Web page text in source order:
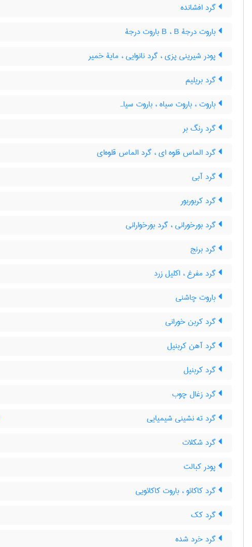
گرد افشانده
باروت درجۀ B ، B باروت درجۀ
پودر شیرینی پزی ، گرد نانوایی ، مایۀ خمیر
گرد بریلیم
باروت ، باروت سیاه ، باروت سیاہ
گرد رنگ بر
گرد الماس قلوه ای ، گرد الماس قلوه‌ای
گرد آبی
گرد کربوربور
گرد بورخورانی ، گرد بورخوارانی
گرد برنج
گرد مفرغ ، اکلیل زرد
باروت چاشنی
گرد کربن خورانی
گرد آهن کربنیل
گرد کربنیل
گرد زغال چوب
گرد ته نشینی شیمیایی
گرد شکلات
پودر کبالت
گرد کاکائو ، باروت کاکائویی
گرد کک
گرد خرد شده